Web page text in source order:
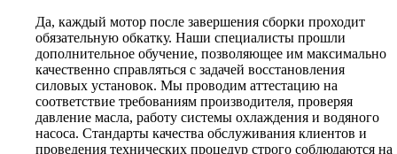
Да, каждый мотор после завершения сборки проходит
обязательную обкатку. Наши специалисты прошли
дополнительное обучение, позволяющее им максимально
качественно справляться с задачей восстановления
силовых установок. Мы проводим аттестацию на
соответствие требованиям производителя, проверяя
давление масла, работу системы охлаждения и водяного
насоса. Стандарты качества обслуживания клиентов и
проведения технических процедур строго соблюдаются на